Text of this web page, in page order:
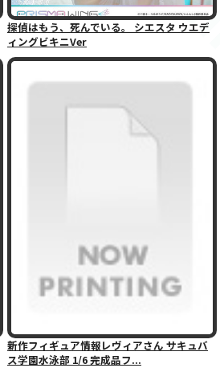
探偵はもう、死んでいる。 シエスタ ウエデ
ィングビキニVer
新作フィギュア情報レヴィアさん サキュバ
ス学園水泳部 1/6 完成品フ...